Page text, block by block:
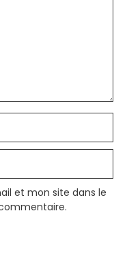
et mon site dans le